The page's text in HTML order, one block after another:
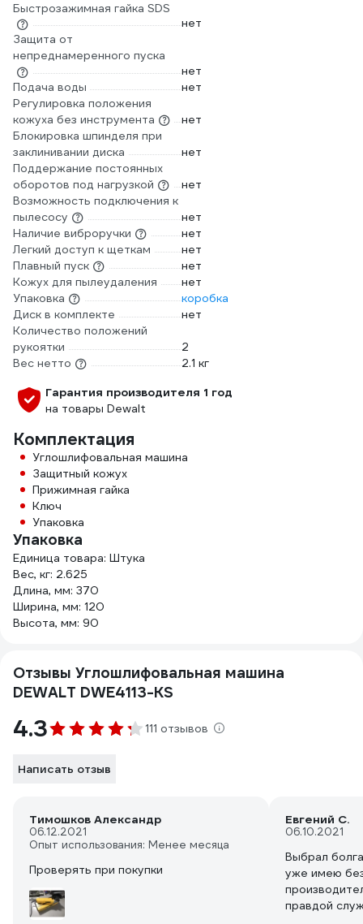
Быстрозажимная гайка SDS
нет
Защита от
непреднамеренного пуска
нет
Подача воды
нет
Регулировка положения
кожуха без инструмента
нет
Блокировка шпинделя при
заклинивании диска
нет
Поддержание постоянных
оборотов под нагрузкой
нет
Возможность подключения к
пылесосу
нет
Наличие виброручки
нет
Легкий доступ к щеткам
нет
Плавный пуск
нет
Кожух для пылеудаления
нет
Упаковка
коробка
Диск в комплекте
нет
Количество положений
рукоятки
2
Вес нетто
2.1 кг
Гарантия производителя 1 год
на товары Dewalt
Комплектация
Углошлифовальная машина
Защитный кожух
Прижимная гайка
Ключ
Упаковка
Упаковка
Единица товара: Штука
Вес, кг: 2.625
Длина, мм: 370
Ширина, мм: 120
Высота, мм: 90
Отзывы Углошлифовальная машина
DEWALT DWE4113-KS
4.3 111 отзывов
Написать отзыв
Тимошков Александр
06.12.2021
Опыт использования: Менее месяца
Проверять при покупки
Евгений С.
06.10.2021
Выбрал
уже имею
правдой